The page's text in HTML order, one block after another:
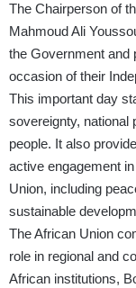
The Chairperson of
Mahmoud Ali
the Government and
occasion of their
This important day
sovereignty, national
people. It also
active engagement
Union, including
sustainable
The African Union
role in regional and
African institutions,